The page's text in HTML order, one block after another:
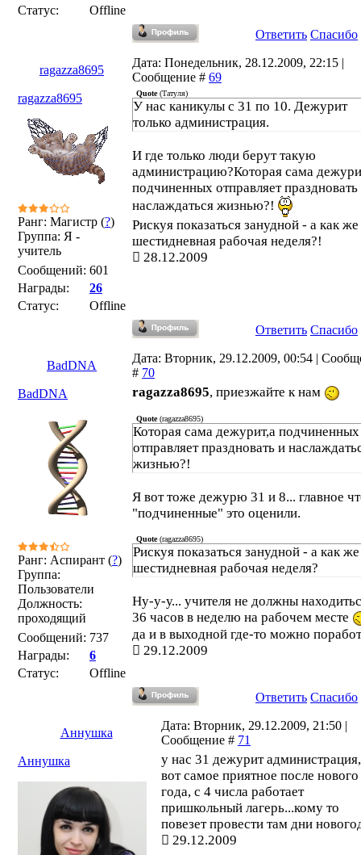
Статус:
Offline
Ответить Спасибо
ragazza8695
Дата: Понедельник, 28.12.2009, 22:15 |
Сообщение # 69
ragazza8695
Ранг: Магистр (?)
Группа: Я -
учитель
Сообщений: 601
Награды:
26
Статус:
Offline
Quote(Татуля)
У нас каникулы с 31 по 10. Дежурит
только администрация.
И где только люди берут такую
администрацию?Которая сама
подчиненных отправляет праздновать
наслаждаться жизнью?!
Рискуя показаться занудной - а как же
шестидневная рабочая неделя?!
28.12.2009
Ответить Спасибо
BadDNA
Дата: Вторник, 29.12.2009, 00:54 |
# 70
BadDNA
Ранг: Аспирант (?)
Группа:
Пользователи
Должность:
проходящий
Сообщений: 737
Награды:
6
Статус:
Offline
ragazza8695, приезжайте к нам
Quote(ragazza8695)
Которая сама дежурит,а подчиненных
отправляет праздновать и
жизнью?!
Я вот тоже дежурю 31 и 8... главное
"подчиненные" это оценили.
Quote(ragazza8695)
Рискуя показаться занудной - а как же
шестидневная рабочая неделя?
Ну-у-у... учителя не должны
36 часов в неделю на рабочем месте
да и в выходной где-то можно
29.12.2009
Ответить Спасибо
Аннушка
Дата: Вторник, 29.12.2009, 21:50 |
Сообщение # 71
Аннушка
у нас 31 дежурит
вот самое приятное после нового
года, с 4 числа работает
пришкольный лагерь...кому то
повезет провести там дни
29.12.2009